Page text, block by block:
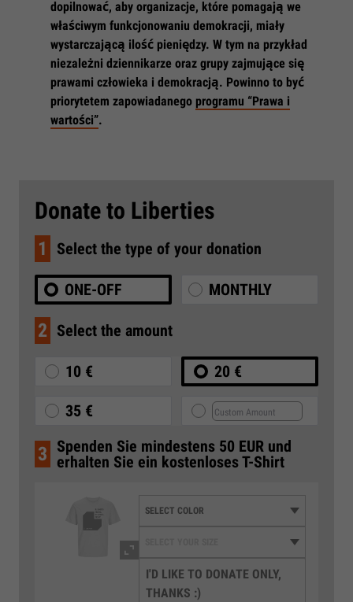
dopilnować, aby organizacje, które pomagają we
właściwym funkcjonowaniu demokracji, miały
wystarczającą ilość pieniędzy. W tym na przykład
niezależni dziennikarze oraz grupy zajmujące się
prawami człowieka i demokracją. Powinno to być
priorytetem zapowiadanego programu “Prawa i
wartości”.
Donate to Liberties
1 Select the type of your donation
ONE-OFF MONTHLY
2 Select the amount
10 € 20 €
35 €
3 Spenden Sie mindestens 50 EUR und
erhalten Sie ein kostenloses T-Shirt
I'D LIKE TO DONATE ONLY,
THANKS :)